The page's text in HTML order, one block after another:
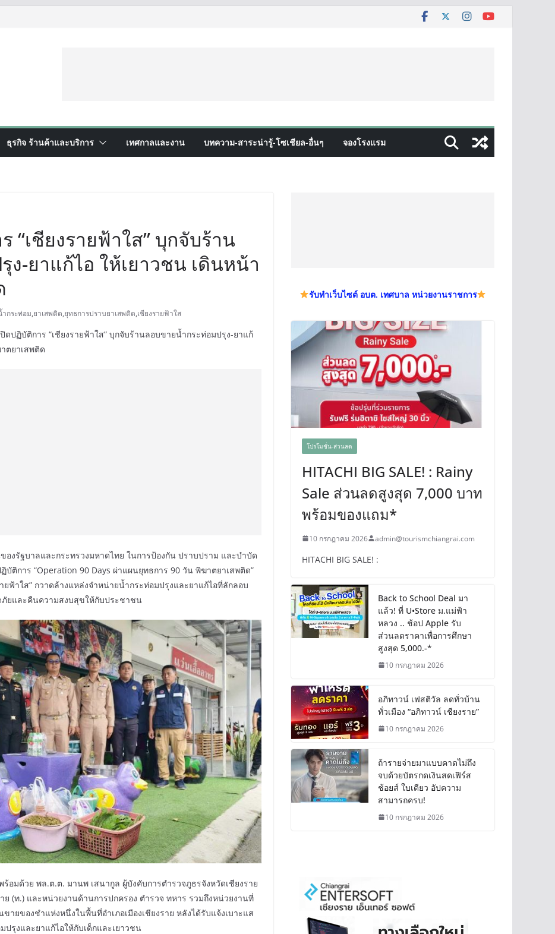
ธุรกิจ ร้านค้าและบริการ เทศกาลและงาน บทความ-สาระน่ารู้-โซเชียล-อื่นๆ จองโรงแรม
“เชียงรายฟ้าใส” บุกจับร้าน
-ยาแก้ไอ ให้เยาวชน เดินหน้า
ำกระท่อม,ยาเสพติด,ยุทธการปราบยาเสพติด,เชียงรายฟ้าใส
ดปฏิบัติการ “เชียงรายฟ้าใส” บุกจับร้านลอบขายน้ำกระท่อมปรุง-ยาแก้
ตยาเสพติด
องรัฐบาลและกระทรวงมหาดไทย ในการป้องกัน ปราบปราม และบำบัด
ติการ “Operation 90 Days ผ่าแผนยุทธการ 90 วัน พิฆาตยาเสพติด”
ฟ้าใส” กวาดล้างแหล่งจำหน่ายน้ำกระท่อมปรุงและยาแก้ไอที่ลักลอบ
ภัยและคืนความสงบสุขให้กับประชาชน
อมด้วย พล.ต.ต. มานพ เสนากูล ผู้บังคับการตำรวจภูธรจังหวัดเชียงราย
ย (ท.) และหน่วยงานด้านการปกครอง ตำรวจ ทหาร รวมถึงหน่วยงานที่
ายของชำแห่งหนึ่งในพื้นที่อำเภอเมืองเชียงราย หลังได้รับแจ้งเบาะแส
รุงและยาแก้ไอให้กับเด็กและเยาวชน
รับทำเว็บไซต์ อบต. เทศบาล หน่วยงานราชการ
โปรโมชั่น-ส่วนลด
HITACHI BIG SALE! : Rainy
Sale ส่วนลดสูงสุด 7,000 บาท
พร้อมของแถม*
10 กรกฎาคม 2026 admin@tourismchiangrai.com
HITACHI BIG SALE! :
Back to School Deal มา
แล้ว! ที่ U•Store ม.แม่ฟ้า
หลวง .. ช้อป Apple รับ
ส่วนลดราคาเพื่อการศึกษา
สูงสุด 5,000.-*
10 กรกฎาคม 2026
อภิทาวน์ เฟสติวัล ลดทั่วบ้าน
ทั่วเมือง “อภิทาวน์ เชียงราย”
10 กรกฎาคม 2026
ถ้ารายจ่ายมาแบบคาดไม่ถึง
จบด้วยบัตรกดเงินสดเฟิร์ส
ช้อยส์ ใบเดียว อัปความ
สามารถครบ!
10 กรกฎาคม 2026